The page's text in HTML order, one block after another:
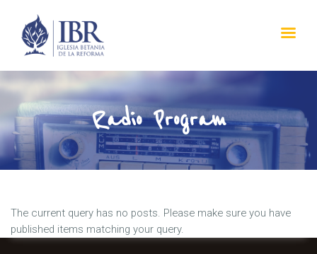
HOME
ABOUT US
SERMONS
RADIAL PROGRAM
CONTACT
Radio Program
The current query has no posts. Please make sure you have
published items matching your query.